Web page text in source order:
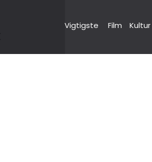
Vigtigste Film Kultur